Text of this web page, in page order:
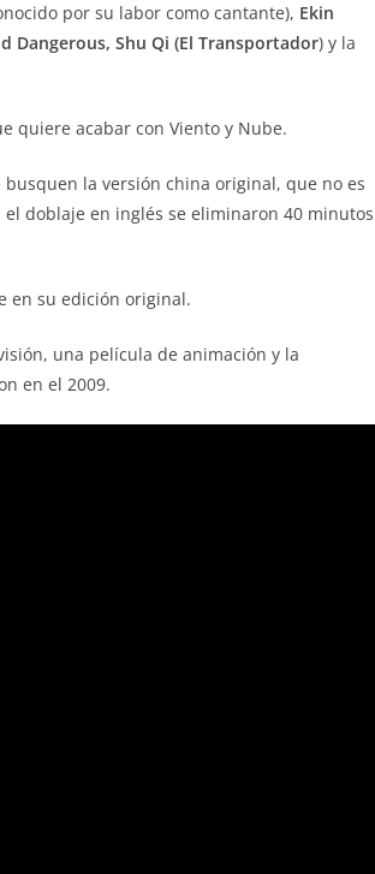
por su labor como cantante), Ekin
Dangerous, Shu Qi (El Transportador) y la
quiere acabar con Viento y Nube.
la versión china original, que no es
doblaje en inglés se eliminaron 40 minutos
en su edición original.
una película de animación y la
en el 2009.